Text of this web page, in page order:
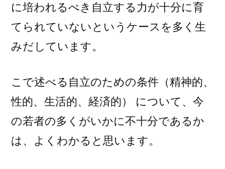
に培われるべき自立する力が十分に育
てられていないというケースを多く生
みだしています。
こで述べる自立のための条件（精神的、
性的、生活的、経済的） について、今
の若者の多くがいかに不十分であるか
は、よくわかると思います。